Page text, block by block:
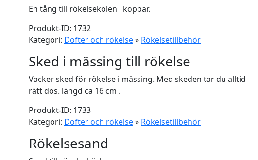
En tång till rökelsekolen i koppar.
Produkt-ID: 1732
Kategori: Dofter och rökelse» Rökelsetillbehör
Sked i mässing till rökelse
Vacker sked för rökelse i mässing. Med skeden tar du alltid
rätt dos. längd ca 16 cm .
Produkt-ID: 1733
Kategori: Dofter och rökelse» Rökelsetillbehör
Rökelsesand